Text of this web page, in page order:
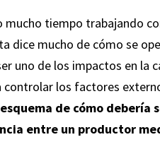
mucho tiempo trabajando
dice mucho de cómo se
uno de los impactos en la
controlar los factores
de cómo debería
entre un productor